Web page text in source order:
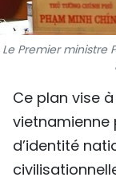
Le Premier ministre
Ce plan vise
vietnamienne
d’identité